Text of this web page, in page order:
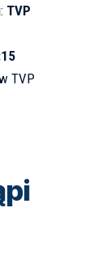
TVP
TVP